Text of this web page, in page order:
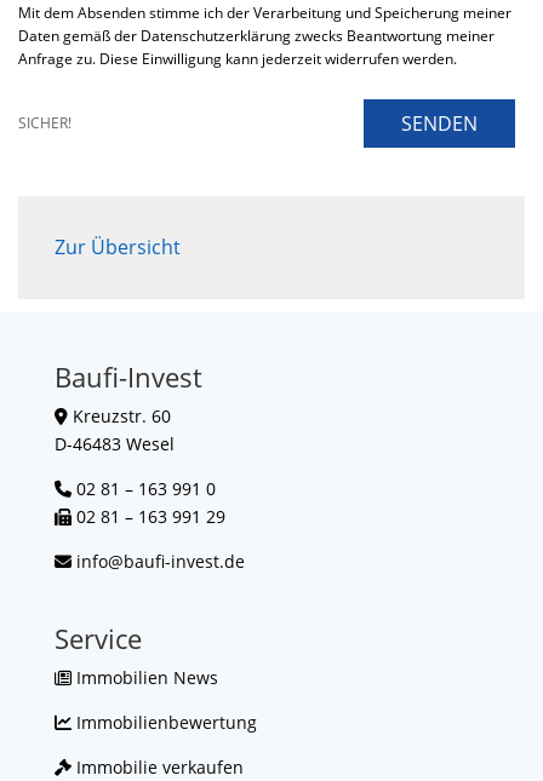
Mit dem Absenden stimme ich der Verarbeitung und Speicherung meiner
Daten gemäß der Datenschutzerklärung zwecks Beantwortung meiner
Anfrage zu. Diese Einwilligung kann jederzeit widerrufen werden.
SICHER! SENDEN
Zur Übersicht
Baufi-Invest
Kreuzstr. 60
D-46483 Wesel
02 81 – 163 991 0
02 81 – 163 991 29
info@baufi-invest.de
Service
Immobilien News
Immobilienbewertung
Immobilie verkaufen